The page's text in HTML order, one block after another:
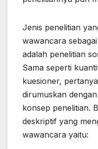
Jenis penelitian
wawancara
adalah penelitian
Sama seperti
kuesioner,
dirumuskan
konsep penelitian.
deskriptif yang
wawancara yaitu: